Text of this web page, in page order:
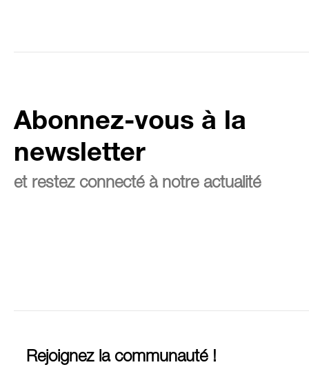
Abonnez-vous à la
newsletter
et restez connecté à notre actualité
Rejoignez la communauté !